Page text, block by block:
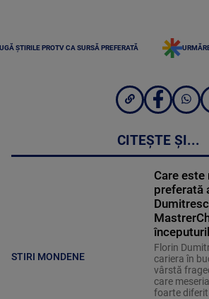
ȘTIRILE PROTV CA SURSĂ PREFERATĂ
CITEȘTE ȘI...
STIRI MONDENE
Care este
preferată
Florin
cariera în
vârstă
care
foarte